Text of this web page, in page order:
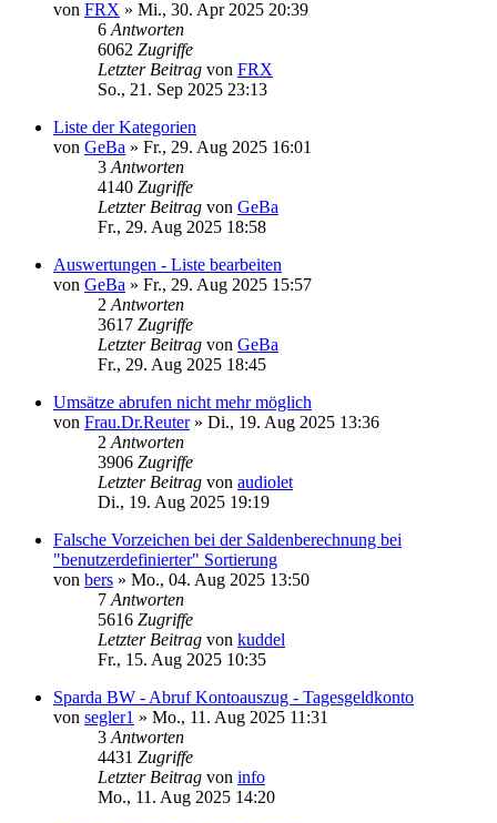
von FRX » Mi., 30. Apr 2025 20:39
6 Antworten
6062 Zugriffe
Letzter Beitrag von FRX
So., 21. Sep 2025 23:13
Liste der Kategorien
von GeBa » Fr., 29. Aug 2025 16:01
3 Antworten
4140 Zugriffe
Letzter Beitrag von GeBa
Fr., 29. Aug 2025 18:58
Auswertungen - Liste bearbeiten
von GeBa » Fr., 29. Aug 2025 15:57
2 Antworten
3617 Zugriffe
Letzter Beitrag von GeBa
Fr., 29. Aug 2025 18:45
Umsätze abrufen nicht mehr möglich
von Frau.Dr.Reuter» Di., 19. Aug 2025 13:36
2 Antworten
3906 Zugriffe
Letzter Beitrag von audiolet
Di., 19. Aug 2025 19:19
Falsche Vorzeichen bei der Saldenberechnung bei
"benutzerdefinierter" Sortierung
von bers » Mo., 04. Aug 2025 13:50
7 Antworten
5616 Zugriffe
Letzter Beitrag von kuddel
Fr., 15. Aug 2025 10:35
Sparda BW - Abruf Kontoauszug - Tagesgeldkonto
von segler1 » Mo., 11. Aug 2025 11:31
3 Antworten
4431 Zugriffe
Letzter Beitrag von info
Mo., 11. Aug 2025 14:20